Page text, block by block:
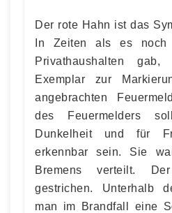
Der rote Hahn ist das
In Zeiten als es noch
Privathaushalten
Exemplar zur
angebrachten
des Feuermelders
Dunkelheit und für
erkennbar sein. Sie
Bremens verteilt.
gestrichen. Unterhalb
man im Brandfall eine